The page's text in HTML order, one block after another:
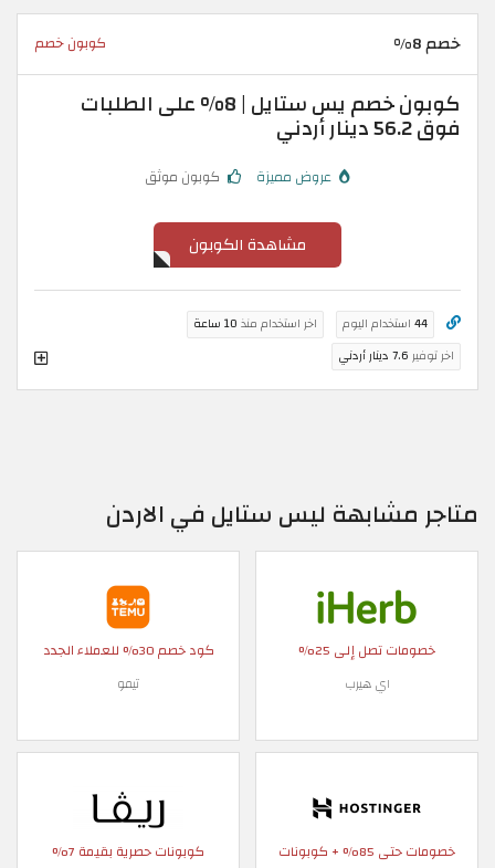
خصم 8% كوبون خصم
كوبون خصم يس ستايل | 8% على الطلبات
فوق 56.2 دينار أردني
عروض مميزة كوبون موثق
مشاهدة الكوبون
44 استخدام اليوم اخر استخدام منذ 10 ساعة
اخر توفير 7.6 دينار أردني
متاجر مشابهة ليس ستايل في الاردن
خصومات تصل إلى 25%
اي هيرب
كود خصم 30% للعملاء الجدد
تيمو
خصومات حتى 85% + كوبونات
كوبونات حصرية بقيمة 7%